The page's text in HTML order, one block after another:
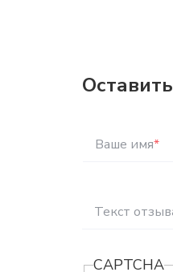
Ваше имя*
Текст
CAPTCHA